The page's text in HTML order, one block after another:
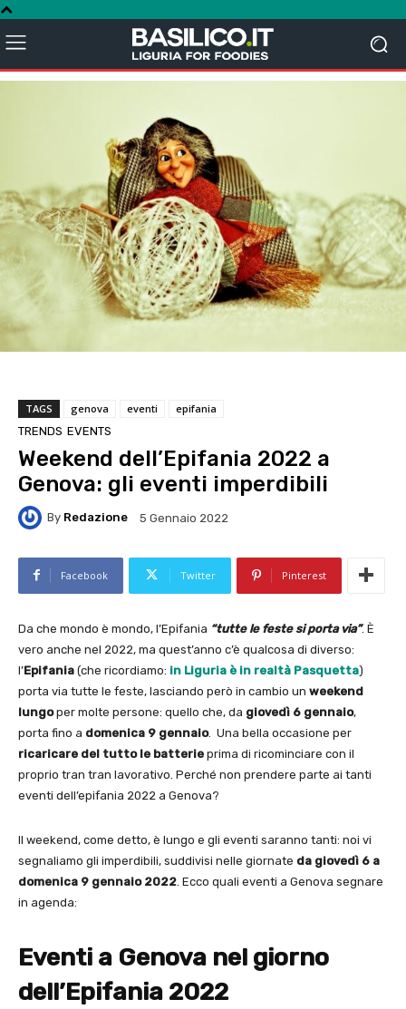
TAGS genova eventi
epifania
TRENDS EVENTS
Weekend dell’Epifania 2022 a
Genova: gli eventi imperdibili
By Redazione 5 Gennaio 2022
Facebook Twitter Pinterest
Da che mondo è mondo, l’Epifania “tutte le feste si porta via”. È
vero anche nel 2022, ma quest’anno c’è qualcosa di diverso:
l’Epifania (che ricordiamo: in Liguria è in realtà Pasquetta)
porta via tutte le feste, lasciando però in cambio un weekend
lungoper molte persone: quello che, da giovedì 6 gennaio,
porta fino a domenica 9 gennaio. Una bella occasione per
ricaricare del tutto le batterie prima di ricominciare con il
proprio tran tran lavorativo. Perché non prendere parte ai tanti
eventi dell’epifania 2022 a Genova?
Il weekend, come detto, è lungo e gli eventi saranno tanti: noi vi
segnaliamo gli imperdibili, suddivisi nelle giornate da giovedì 6 a
domenica 9 gennaio 2022 . Ecco quali eventi a Genova segnare
in agenda:
Eventi a Genova nel giorno
dell’Epifania 2022